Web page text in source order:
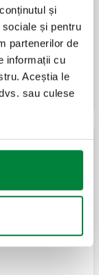
și
și pentru
partenerilor de
informații cu
Aceștia le
sau culese
nămol
semiautomat.
cu
de nămol și